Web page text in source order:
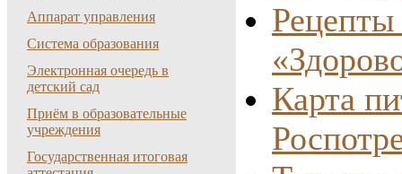
Аппарат управления
Система образования
Электронная очередь в
детский сад
Приём в образовательные
учреждения
Государственная итоговая
Рецепты
Карта